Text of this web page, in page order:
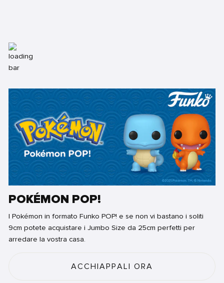
POKÉMON POP!
I Pokémon in formato Funko POP! e se non vi bastano i soliti
9cm potete acquistare i Jumbo Size da 25cm perfetti per
arredare la vostra casa.
ACCHIAPPALI ORA